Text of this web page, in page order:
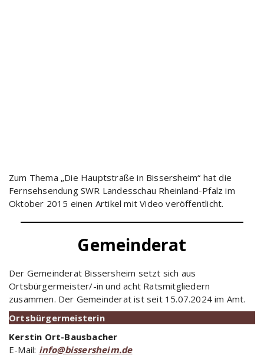
Zum Thema „Die Hauptstraße in Bissersheim“ hat die
Fernsehsendung SWR Landesschau Rheinland-Pfalz im
Oktober 2015 einen Artikel mit Video veröffentlicht.
Gemeinderat
Der Gemeinderat Bissersheim setzt sich aus
Ortsbürgermeister/-in und acht Ratsmitgliedern
zusammen. Der Gemeinderat ist seit 15.07.2024 im Amt.
Ortsbürgermeisterin
Kerstin Ort-Bausbacher
E-Mail: info@bissersheim.de